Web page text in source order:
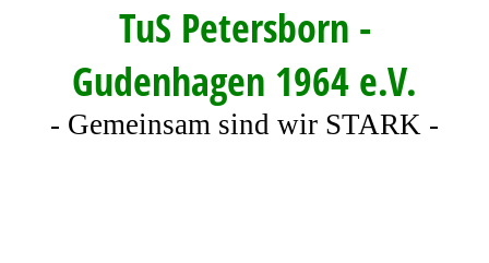
TuS Petersborn -
Gudenhagen 1964 e.V.
- Gemeinsam sind wir STARK -